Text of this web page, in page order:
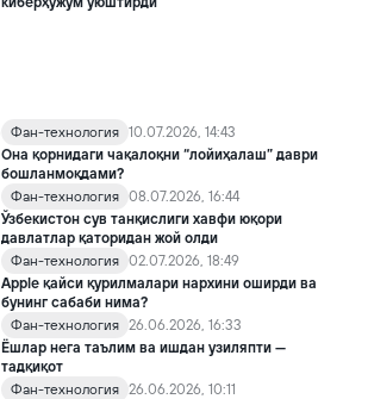
Фан-технология 10.07.2026, 14:43
Она қорнидаги чақалоқни “лойиҳалаш” даври
бошланмоқдами?
Фан-технология 08.07.2026, 16:44
Ўзбекистон сув танқислиги хавфи юқори
давлатлар қаторидан жой олди
Фан-технология 02.07.2026, 18:49
Apple қайси қурилмалари нархини оширди ва
бунинг сабаби нима?
Фан-технология 26.06.2026, 16:33
Ёшлар нега таълим ва ишдан узиляпти —
тадқиқот
Фан-технология 26.06.2026, 10:11